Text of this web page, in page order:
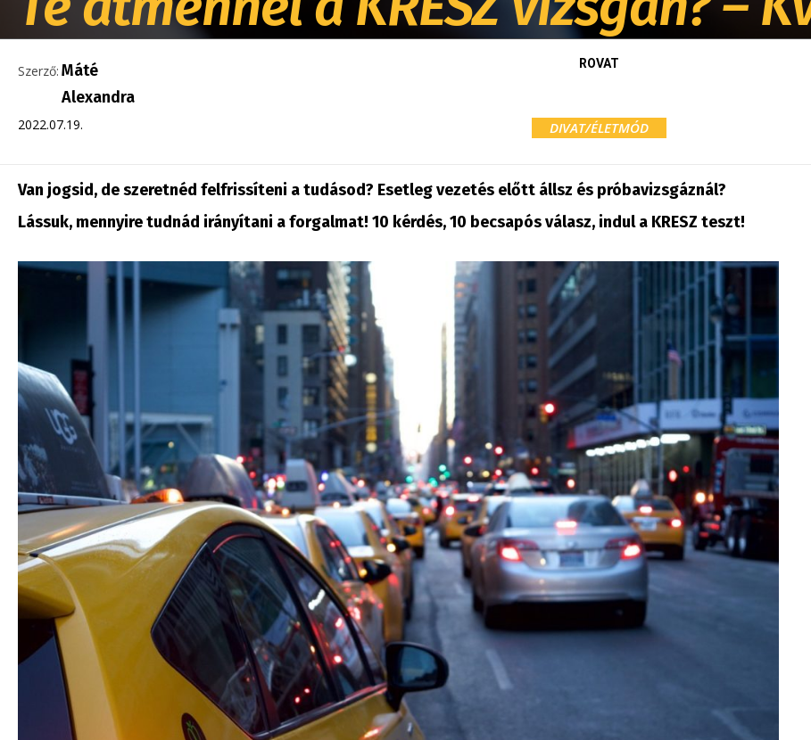
Szerző: Máté
Alexandra
2022.07.19.
ROVAT
DIVAT/ÉLETMÓD
Van jogsid, de szeretnéd felfrissíteni a tudásod? Esetleg vezetés előtt állsz és próbavizsgáznál?
Lássuk, mennyire tudnád irányítani a forgalmat! 10 kérdés, 10 becsapós válasz, indul a KRESZ teszt!